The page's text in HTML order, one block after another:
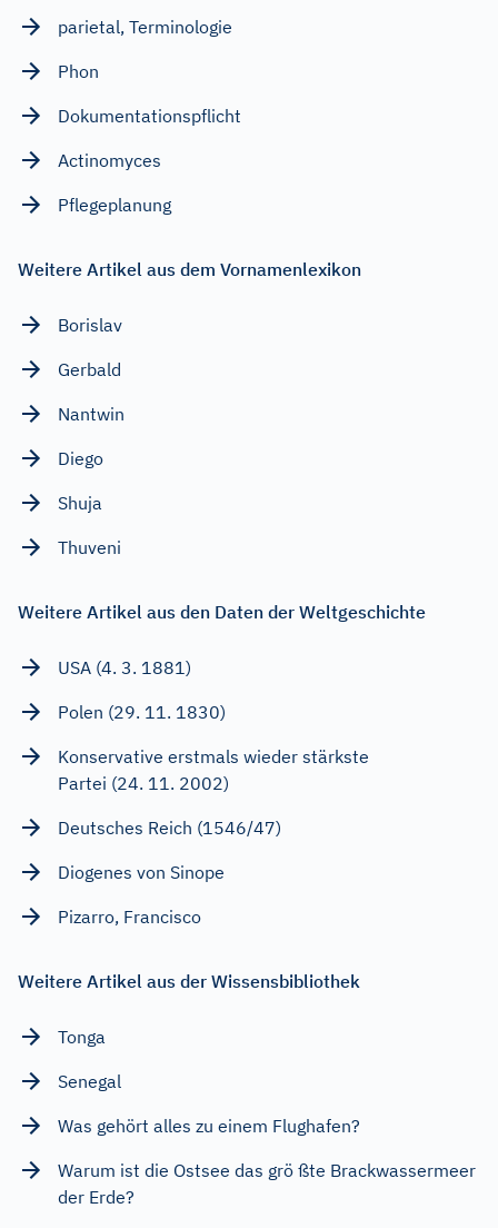
parietal, Terminologie
Phon
Dokumentationspflicht
Actinomyces
Pflegeplanung
Weitere Artikel aus dem Vornamenlexikon
Borislav
Gerbald
Nantwin
Diego
Shuja
Thuveni
Weitere Artikel aus den Daten der Weltgeschichte
USA (4. 3. 1881)
Polen (29. 11. 1830)
Konservative erstmals wieder stärkste
Partei (24. 11. 2002)
Deutsches Reich (1546/47)
Diogenes von Sinope
Pizarro, Francisco
Weitere Artikel aus der Wissensbibliothek
Tonga
Senegal
Was gehört alles zu einem Flughafen?
Warum ist die Ostsee das grö ßte Brackwassermeer
der Erde?